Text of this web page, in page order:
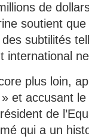
de
soutient
subtilités
plus loin,
et accusant
de
qui a un